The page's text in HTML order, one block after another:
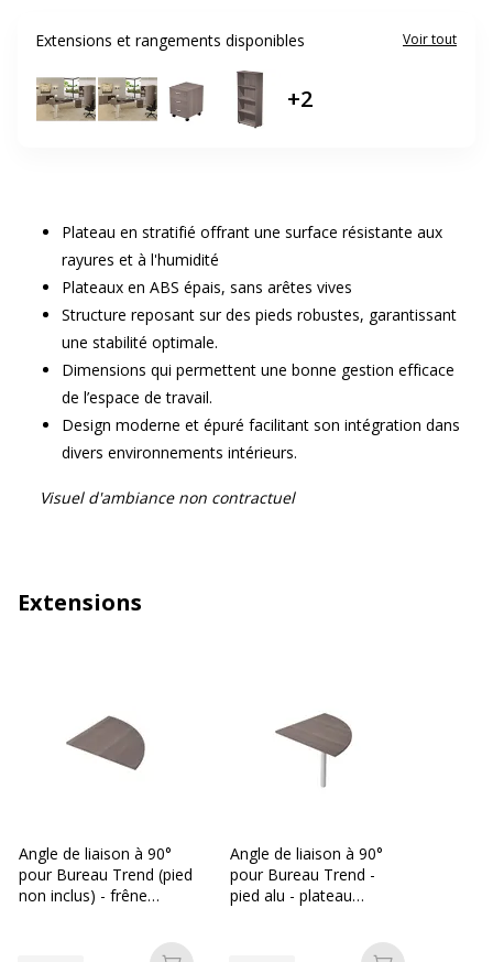
Extensions et rangements disponibles Voir tout
+2
Plateau en stratifié offrant une surface résistante aux
rayures et à l'humidité
Plateaux en ABS épais, sans arêtes vives
Structure reposant sur des pieds robustes, garantissant
une stabilité optimale.
Dimensions qui permettent une bonne gestion efficace
de l’espace de travail.
Design moderne et épuré facilitant son intégration dans
divers environnements intérieurs.
Visuel d'ambiance non contractuel
Extensions
Angle de liaison à 90°
pour Bureau Trend (pied
non inclus) - frêne
Angle de liaison à 90°
pour Bureau Trend -
pied alu - plateau